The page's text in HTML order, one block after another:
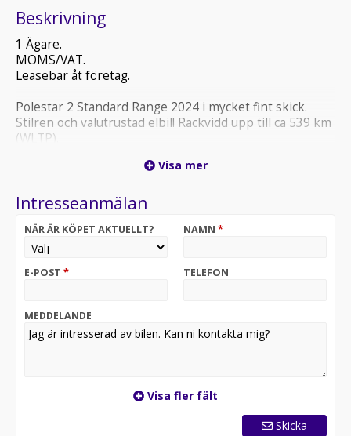
Beskrivning
1 Ägare.
MOMS/VAT.
Leasebar åt företag.
Polestar 2 Standard Range 2024 i mycket fint skick.
Stilren och välutrustad elbil! Räckvidd upp till ca 539 km
(WLTP).
* VÄNLIGEN HÅLL UTKIK I ER SKRÄPPOST VID
Vi erbjuder montering av dragkrok på samtliga bilar
Vill du ha tonade rutor? Vi erbjuder professionell
Solfilm ger ett snyggare utseende, minskar insyn,
skyddar mot UV-Strålning och hjälper till att hålla
kupén svalare under varma dagar.
Sveriges Top 10 bilhandlare enligt Reco 2025 & 2026!
Kontakta oss redan idag för att boka en provkörning
Visa mer
Intresseanmälan
NÄR ÄR KÖPET AKTUELLT? NAMN *
E-POST * TELEFON
MEDDELANDE
Visa fler fält
Skicka